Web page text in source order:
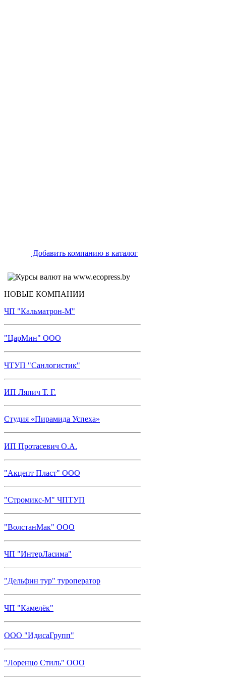
Добавить компанию в каталог
НОВЫЕ КОМПАНИИ
ЧП "Кальматрон-М"
"ЦарМин" ООО
ЧТУП "Санлогистик"
ИП Ляпич Т. Г.
Студия «Пирамида Успеха»
ИП Протасевич О.А.
"Акцепт Пласт" ООО
"Стромикс-М" ЧПТУП
"ВолстанМак" ООО
ЧП "ИнтерЛасима"
"Дельфин тур" туроператор
ЧП "Камелёк"
ООО "ИдисаГрупп"
"Лоренцо Стиль" ООО